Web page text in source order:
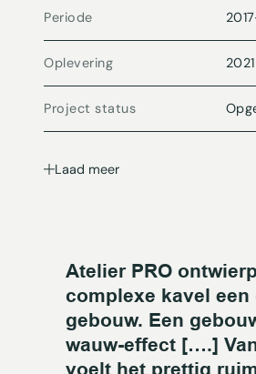
Periode 2017
Oplevering 2021
Project status
Laad meer
Atelier PRO
complexe kavel
gebouw. Een
wauw-effect [….]
voelt het prettig